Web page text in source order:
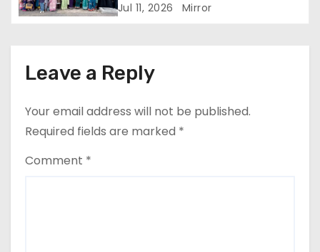
Jul 11, 2026 Mirror
Leave a Reply
Your email address will not be published.
Required fields are marked *
Comment *